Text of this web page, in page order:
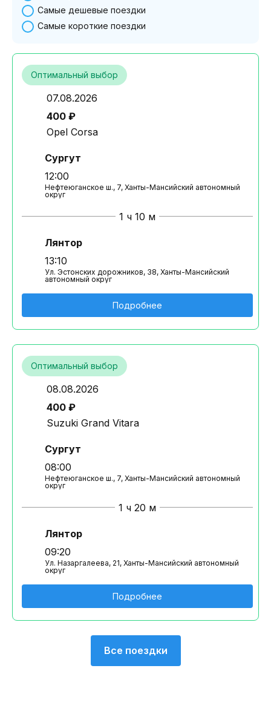
Самые дешевые поездки
Самые короткие поездки
Оптимальный выбор
07.08.2026
400 ₽
Opel Corsa
Сургут
12:00
Нефтеюганское ш., 7, Ханты-Мансийский автономный
округ
1 ч 10 м
Лянтор
13:10
Ул. Эстонских дорожников, 38, Ханты-Мансийский
автономный округ
Подробнее
Оптимальный выбор
08.08.2026
400 ₽
Suzuki Grand Vitara
Сургут
08:00
Нефтеюганское ш., 7, Ханты-Мансийский автономный
округ
1 ч 20 м
Лянтор
09:20
Ул. Назаргалеева, 21, Ханты-Мансийский автономный
округ
Подробнее
Все поездки